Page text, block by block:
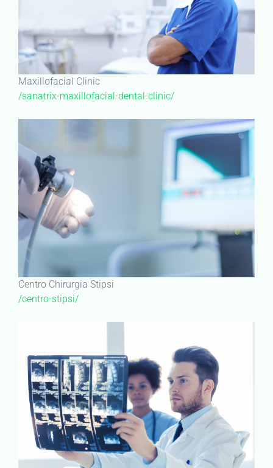
Maxillofacial Clinic
/sanatrix-maxillofacial-dental-clinic/
Centro Chirurgia Stipsi
/centro-stipsi/